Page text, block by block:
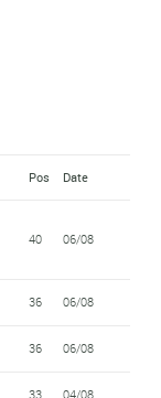
Pos Date
40 06/08
36 06/08
36 06/08
33 04/08